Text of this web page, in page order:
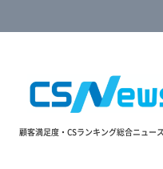
顧客満足度・CSランキング総合ニュー